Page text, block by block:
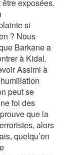
exposées.
si
? Nous
Barkane a
à Kidal.
Assimi à
peut se
foi des
que la
alors
quelqu’en